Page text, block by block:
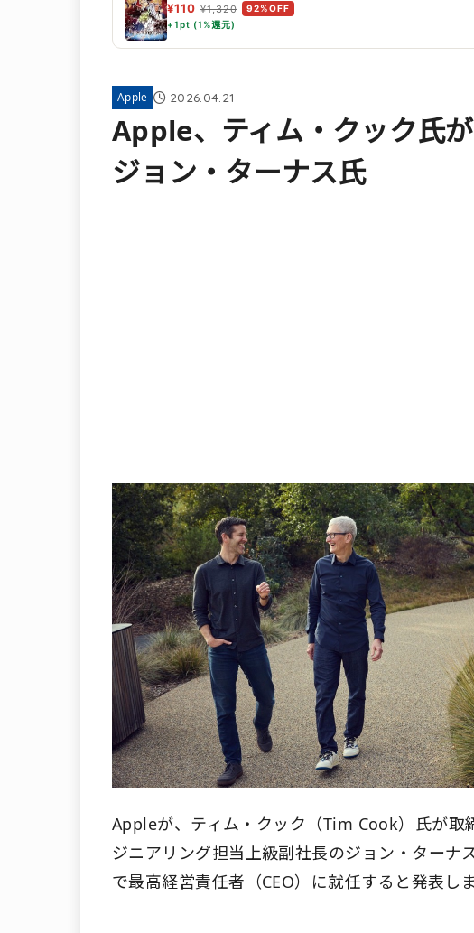
¥110 ¥1,320
92%OFF
+1pt (1%還元)
Apple 2026.04.21
Apple、ティム・クック氏
ジョン・ターナス氏
Appleが、ティム・クック（Tim Cook）氏が取
ジニアリング担当上級副社長のジョン・ター
で最高経営責任者（CEO）に就任すると発表しま